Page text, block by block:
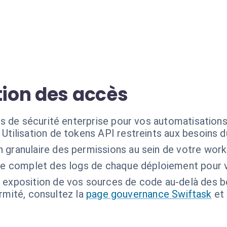
des accès
de sécurité enterprise pour vos
Utilisation de tokens API restreints aux besoins
granulaire des permissions au sein de votre
complet des logs de chaque déploiement pour
exposition de vos sources de code au-delà des
consultez la page gouvernance Swiftask et